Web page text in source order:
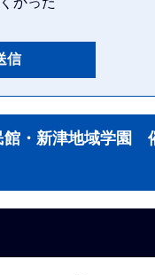
館・新津地域学園